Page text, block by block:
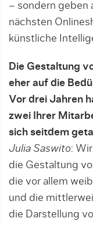
– sondern geben
nächsten
künstliche
Die Gestaltung
eher auf die
Vor drei Jahren
zwei Ihrer
sich seitdem
Julia Saswito:
die Gestaltung
die vor allem
und die
die Darstellung